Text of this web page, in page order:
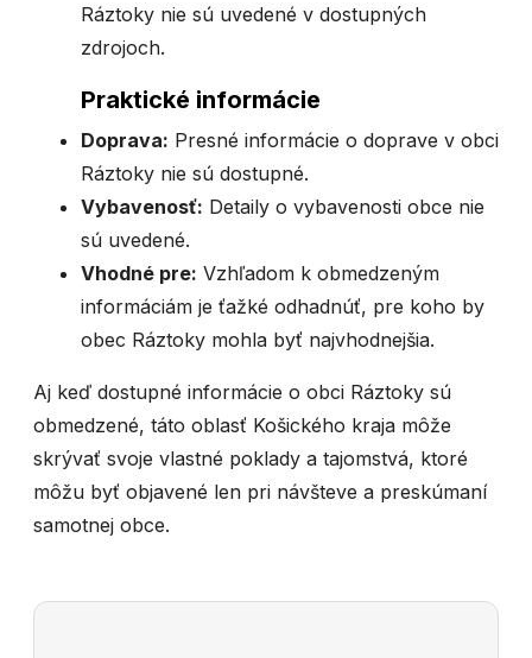
Ráztoky nie sú uvedené v dostupných
zdrojoch.
Praktické informácie
Doprava: Presné informácie o doprave v obci
Ráztoky nie sú dostupné.
Vybavenosť: Detaily o vybavenosti obce nie
sú uvedené.
Vhodné pre: Vzhľadom k obmedzeným
informáciám je ťažké odhadnúť, pre koho by
obec Ráztoky mohla byť najvhodnejšia.
Aj keď dostupné informácie o obci Ráztoky sú
obmedzené, táto oblasť Košického kraja môže
skrývať svoje vlastné poklady a tajomstvá, ktoré
môžu byť objavené len pri návšteve a preskúmaní
samotnej obce.